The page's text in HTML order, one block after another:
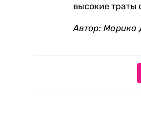
высокие траты
Автор: Марика